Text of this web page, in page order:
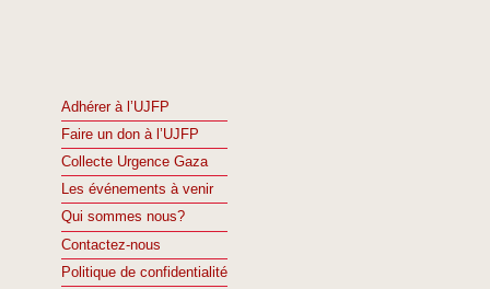
Adhérer à l’UJFP
Faire un don à l’UJFP
Collecte Urgence Gaza
Les événements à venir
Qui sommes nous?
Contactez-nous
Politique de confidentialité